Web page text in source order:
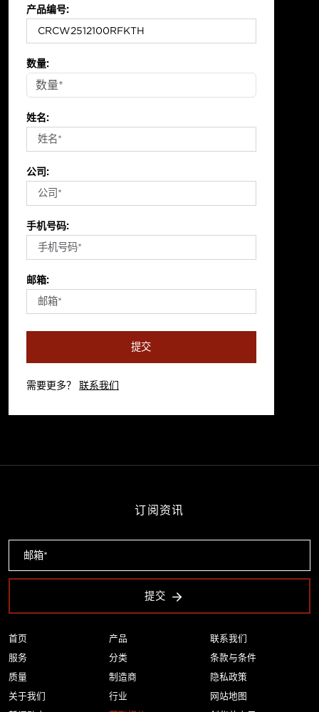
产品编号:
数量:
姓名:
公司:
手机号码:
邮箱:
提交
需要更多？ 联系我们
首页
服务
质量
关于我们
产品
分类
制造商
行业
联系我们
条款与条件
隐私政策
网站地图
订阅资讯
提交